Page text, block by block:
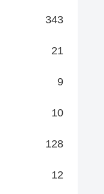
343
21
9
10
128
12